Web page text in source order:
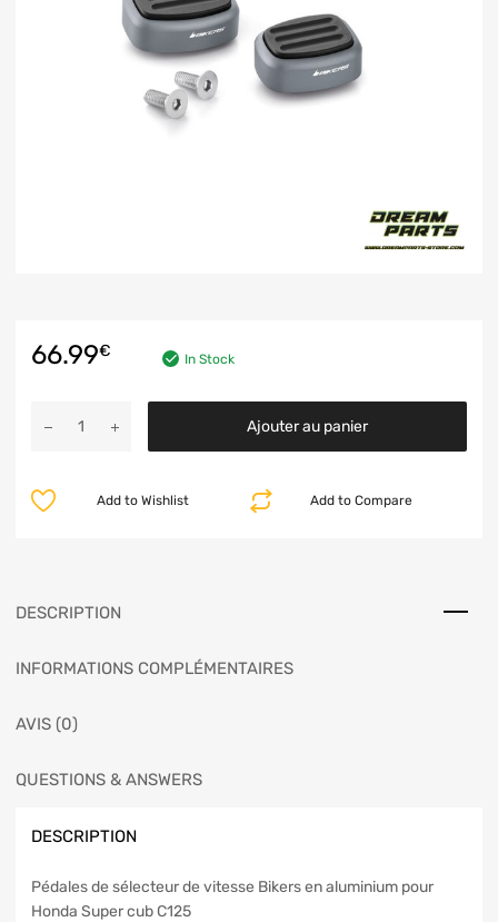
66.99€ In Stock
Ajouter au panier
Add to Compare
Add to Wishlist
DESCRIPTION
INFORMATIONS COMPLÉMENTAIRES
AVIS (0)
QUESTIONS & ANSWERS
DESCRIPTION
Pédales de sélecteur de vitesse Bikers en aluminium pour
Honda Super cub C125